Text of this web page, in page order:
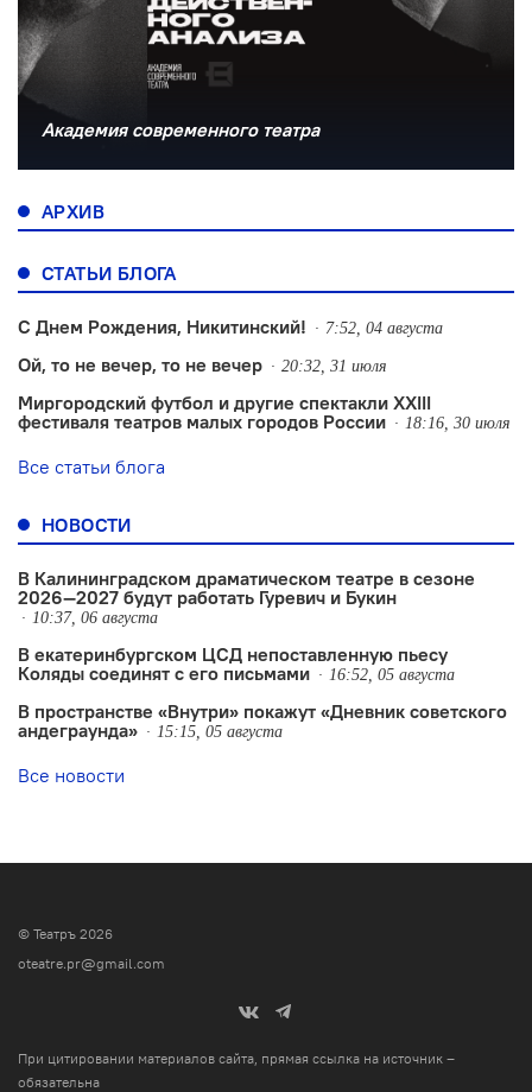
Академия современного театра
АРХИВ
СТАТЬИ БЛОГА
С Днем Рождения, Никитинский! 7:52, 04 августа
Ой, то не вечер, то не вечер 20:32, 31 июля
Миргородский футбол и другие спектакли XXIII
фестиваля театров малых городов России
18:16, 30 июля
Все статьи блога
НОВОСТИ
В Калининградском драматическом театре в сезоне
2026—2027 будут работать Гуревич и Букин
10:37, 06 августа
В екатеринбургском ЦСД непоставленную пьесу
Коляды соединят с его письмами
16:52, 05 августа
В пространстве «Внутри» покажут «Дневник советского
андеграунда»
15:15, 05 августа
Все новости
© Театръ 2026
oteatre.pr@gmail.com
При цитировании материалов сайта, прямая ссылка на источник –
обязательна